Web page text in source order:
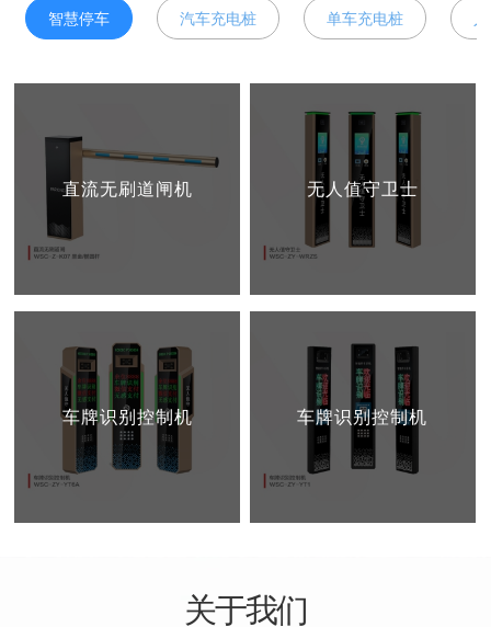
智慧停车 汽车充电桩 单车充电桩
直流无刷道闸机 无人值守卫士
车牌识别控制机 车牌识别控制机
关于我们